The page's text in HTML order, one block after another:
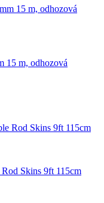
15 m, odhozová
Skins 9ft 115cm